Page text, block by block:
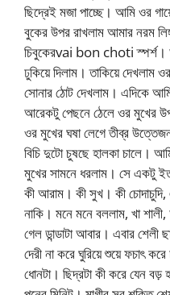
ছিদ্রেই মজা পাচ্ছে। আমি ওর
বুকের উপর রাখলাম আমার নরম
চিবুকেরvai bon choti
ঢুকিয়ে দিলাম। তাকিয়ে দেখলাম
সোনার ঠোট দেখলাম। এদিকে
আরেকটু পেছনে ঠেলে ওর মুখের
ওর মুখের ঘষা লেগে তীব্র
বিচি দুটো চুষছে হালকা চালে।
মুখের সামনে ধরলাম। সে একটু
কী আরাম। কী সুখ। কী
নাকি। মনে মনে বললাম, খা
গেল ডান্ডাটা আবার। এবার
দেরী না করে ঘুরিয়ে শুয়ে ফচাৎ
ধোনটা। ছিদ্রটা কী করে যেন বড়